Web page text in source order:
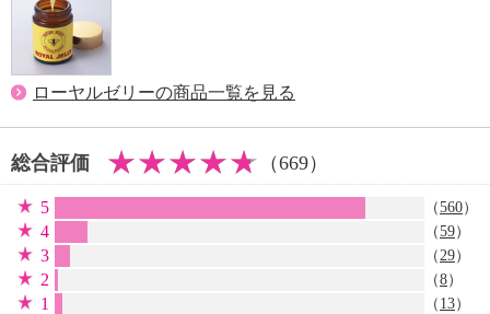
ローヤルゼリーの商品一覧を見る
総合評価 （669）
5 （560）
4 （59）
3 （29）
2 （8）
1 （ 13）